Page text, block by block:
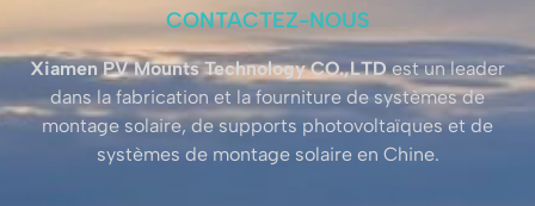
CONTACTEZ-NOUS
Xiamen PV Mounts Technology CO.,LTDest un leader
dans la fabrication et la fourniture de systèmes de
montage solaire, de supports photovoltaïques et de
systèmes de montage solaire en Chine.